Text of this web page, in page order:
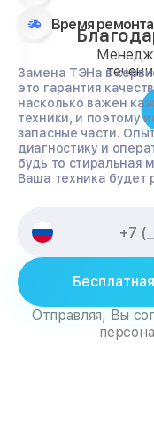
Время ремонта
Замена ТЭНа в
это гарантия
насколько важен
техники, и поэтому
запасные части.
диагностику и
будь то стиральная
Ваша техника будет
Отправляя, Вы